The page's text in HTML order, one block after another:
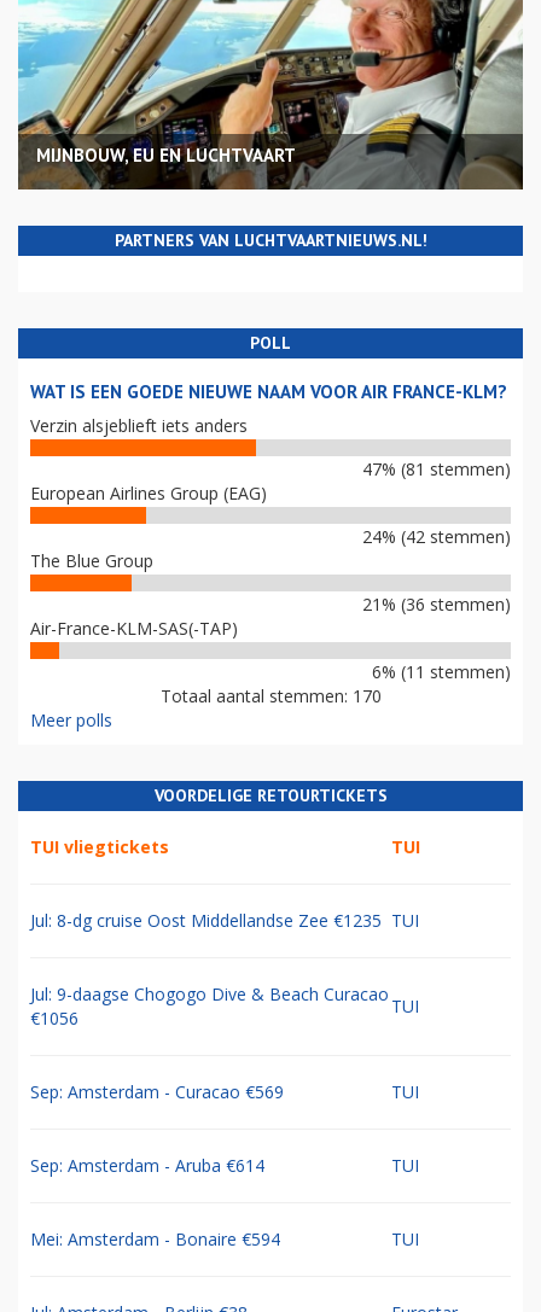
MIJNBOUW, EU EN LUCHTVAART
PARTNERS VAN LUCHTVAARTNIEUWS.NL!
POLL
WAT IS EEN GOEDE NIEUWE NAAM VOOR AIR FRANCE-KLM?
Verzin alsjeblieft iets anders
47% (81 stemmen)
European Airlines Group (EAG)
24% (42 stemmen)
The Blue Group
21% (36 stemmen)
Air-France-KLM-SAS(-TAP)
6% (11 stemmen)
Totaal aantal stemmen: 170
Meer polls
VOORDELIGE RETOURTICKETS
TUI vliegtickets TUI
Jul: 8-dg cruise Oost Middellandse Zee €1235 TUI
Jul: 9-daagse Chogogo Dive & Beach Curacao
€1056
TUI
Sep: Amsterdam - Curacao €569 TUI
Sep: Amsterdam - Aruba €614 TUI
Mei: Amsterdam - Bonaire €594 TUI